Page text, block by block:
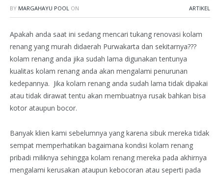
BY MARGAHAYU POOL ON ARTIKEL
Apakah anda saat ini sedang mencari tukang renovasi kolam
renang yang murah didaerah Purwakarta dan sekitarnya???
kolam renang anda jika sudah lama digunakan tentunya
kualitas kolam renang anda akan mengalami penurunan
kedepannya. Jika kolam renang anda sudah lama tidak dipakai
atau tidak dirawat tentu akan membuatnya rusak bahkan bisa
kotor ataupun bocor.
Banyak klien kami sebelumnya yang karena sibuk mereka tidak
sempat memperhatikan bagaimana kondisi kolam renang
pribadi miliknya sehingga kolam renang mereka pada akhirnya
mengalami kerusakan ataupun kebocoran atau seperti pada